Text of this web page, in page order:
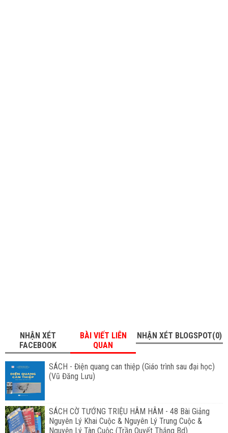
NHẬN XÉT
FACEBOOK
BÀI VIẾT LIÊN
QUAN
NHẬN XÉT BLOGSPOT(0)
SÁCH - Điện quang can thiệp (Giáo trình sau đại học)
(Vũ Đăng Lưu)
SÁCH CỜ TƯỚNG TRIỆU HÂM HÂM - 48 Bài Giảng
Nguyên Lý Khai Cuộc & Nguyên Lý Trung Cuộc &
Nguyên Lý Tàn Cuộc (Trần Quyết Thắng Bd)